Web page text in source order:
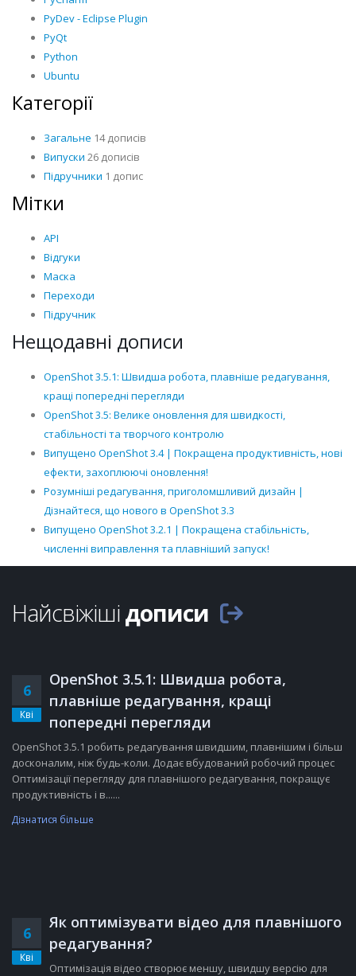
PyDev - Eclipse Plugin
PyQt
Python
Ubuntu
Категорії
Загальне 14 дописів
Випуски 26 дописів
Підручники 1 допис
Мітки
API
Відгуки
Маска
Переходи
Підручник
Нещодавні дописи
OpenShot 3.5.1: Швидша робота, плавніше редагування,
кращі попередні перегляди
OpenShot 3.5: Велике оновлення для швидкості,
стабільності та творчого контролю
Випущено OpenShot 3.4 | Покращена продуктивність, нові
ефекти, захоплюючі оновлення!
Розумніші редагування, приголомшливий дизайн |
Дізнайтеся, що нового в OpenShot 3.3
Випущено OpenShot 3.2.1 | Покращена стабільність,
численні виправлення та плавніший запуск!
Найсвіжішідописи
6
Кві
OpenShot 3.5.1: Швидша робота,
плавніше редагування, кращі
попередні перегляди
OpenShot 3.5.1 робить редагування швидшим, плавнішим і більш
досконалим, ніж будь-коли. Додає вбудований робочий процес
Оптимізації перегляду для плавнішого редагування, покращує
продуктивність і в......
Дізнатися більше
6
Кві
Як оптимізувати відео для плавнішого
редагування?
Оптимізація відео створює меншу, швидшу версію для